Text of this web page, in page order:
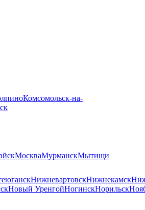
Комсомольск-на-
МоскваМурманскМытищи
НижневартовскНижнекамск
Новый УренгойНогинскНорильск